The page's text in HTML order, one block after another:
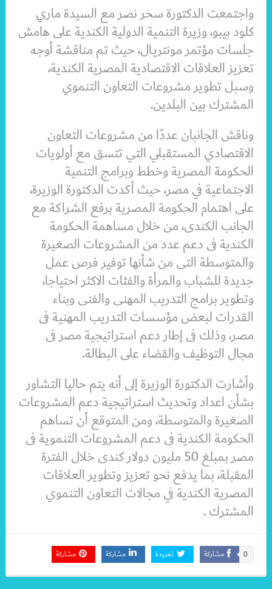
واجتمعت الدكتورة سحر نصر مع السيدة ماري
كلود بيبو، وزيرة التنمية الدولية الكندية على هامش
جلسات مؤتمر مونتريـال، حيث تم مناقشة أوجه
تعزيز العلاقات الاقتصادية المصرية الكندية،
وسبل تطوير مشروعات التعاون التنموي
المشترك بين البلدين.
وناقش الجانبان عددًا من مشروعات التعاون
الاقتصادي المستقبلي التي تتسق مع أولويات
الحكومة المصرية وخطط وبرامج التنمية
الاجتماعية في مصر، حيث أكدت الدكتورة الوزيرة،
على اهتمام الحكومة المصرية برفع الشراكة مع
الجانب الكندى، من خلال مساهمة الحكومة
الكندية فى دعم عدد من المشروعات الصغيرة
والمتوسطة التى من شأنها توفير فرص عمل
جديدة للشباب والمرأة والفئات الاكثر احتياجا،
وتطوير برامج التدريب المهنى والفنى وبناء
القدرات لبعض مؤسسات التدريب المهنية فى
مصر، وذلك فى إطار دعم استراتيجية مصر فى
مجال التوظيف والقضاء على البطالة.
وأشارت الدكتورة الوزيرة إلى أنه يتم حاليا التشاور
بشأن اعداد وتحديث استراتيجية دعم المشروعات
الصغيرة والمتوسطة، ومن المتوقع أن تساهم
الحكومة الكندية فى دعم المشروعات التنموية فى
مصر بمبلغ 50 مليون دولار كندى خلال الفترة
المقبلة، بما يدفع نحو تعزيز وتطوير العلاقات
المصرية الكندية في مجالات التعاون التنموي
المشترك .
مشاركة 0 تغريدة مشاركة مشاركة